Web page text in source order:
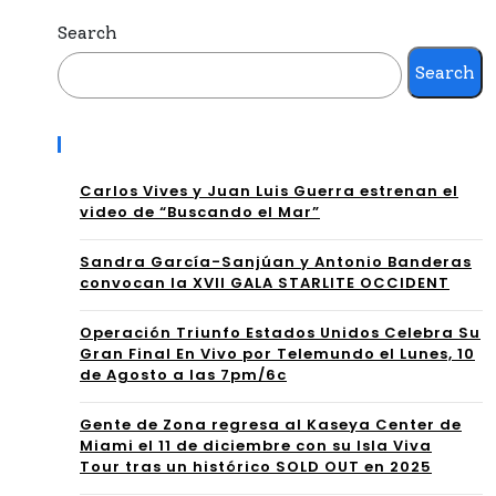
Fa
ma,
Lle
ván
dos
e
$10
0,0
Cla
riss
a
Mol
ina
co
mo
anf
Search
Search
Carlos Vives y Juan Luis Guerra estrenan el
video de “Buscando el Mar”
Sandra García-Sanjúan y Antonio Banderas
convocan la XVII GALA STARLITE OCCIDENT
Operación Triunfo Estados Unidos Celebra Su
Gran Final En Vivo por Telemundo el Lunes, 10
de Agosto a las 7pm/6c
Gente de Zona regresa al Kaseya Center de
Miami el 11 de diciembre con su Isla Viva
Tour tras un histórico SOLD OUT en 2025